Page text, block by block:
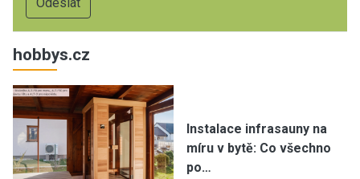
hobbys.cz
Instalace infrasauny na
míru v bytě: Co všechno
po…